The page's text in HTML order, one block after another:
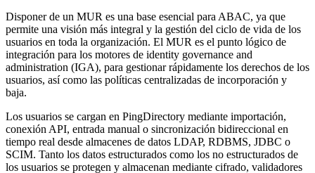
Disponer de un MUR es una base esencial para ABAC, ya que
permite una visión más integral y la gestión del ciclo de vida de los
usuarios en toda la organización. El MUR es el punto lógico de
integración para los motores de identity governance and
administration (IGA), para gestionar rápidamente los derechos de los
usuarios, así como las políticas centralizadas de incorporación y
baja.
Los usuarios se cargan en PingDirectory mediante importación,
conexión API, entrada manual o sincronización bidireccional en
tiempo real desde almacenes de datos LDAP, RDBMS, JDBC o
SCIM. Tanto los datos estructurados como los no estructurados de
los usuarios se protegen y almacenan mediante cifrado, validadores